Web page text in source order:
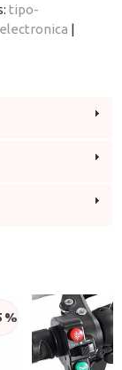
tipo-
|
%